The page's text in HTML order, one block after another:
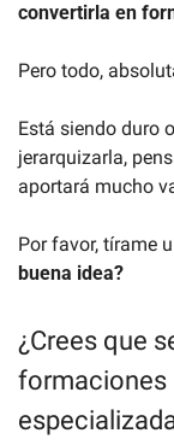
convertirla en
Pero todo,
Está siendo duro
jerarquizarla,
aportará mucho
Por favor, tírame
buena idea?
¿Crees que
formaciones